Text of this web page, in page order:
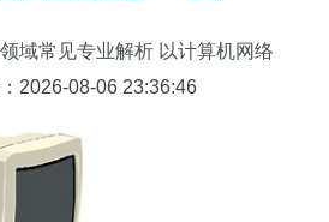
域常见专业解析 以计算机网络
工程为例
2026-08-06 23:36:46